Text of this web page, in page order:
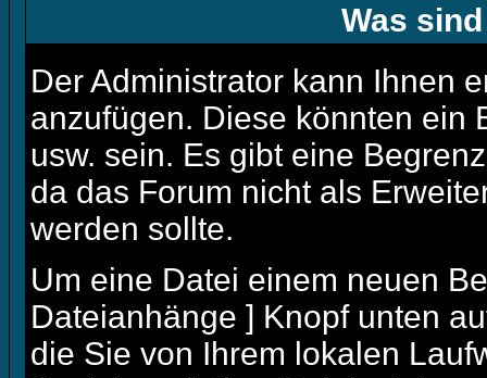
Was
Der Administrator kann Ihnen
anzufügen. Diese könnten ein
usw. sein. Es gibt eine
da das Forum nicht als
werden sollte.
Um eine Datei einem neuen
Dateianhänge ] Knopf unten
die Sie von Ihrem lokalen